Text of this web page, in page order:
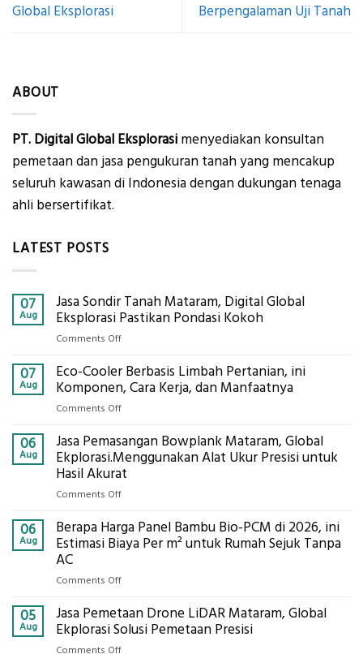
Global Eksplorasi
Berpengalaman Uji Tanah
ABOUT
PT. Digital Global Eksplorasi menyediakan konsultan
pemetaan dan jasa pengukuran tanah yang mencakup
seluruh kawasan di Indonesia dengan dukungan tenaga
ahli bersertifikat.
LATEST POSTS
07
Aug
Jasa Sondir Tanah Mataram, Digital Global
Eksplorasi Pastikan Pondasi Kokoh
Comments Offon
Sondir
Tanah
Eksplorasi
Pastikan
Pondasi
Kokoh
07
Aug
Eco-Cooler Berbasis Limbah Pertanian, ini
Komponen, Cara Kerja, dan Manfaatnya
Comments Offon
Cooler
Berbasis
Limbah
Cara
Kerja,
Manfaatnya
06
Aug
Jasa Pemasangan Bowplank Mataram, Global
Ekplorasi.Menggunakan Alat Ukur Presisi untuk
Hasil Akurat
Comments Offon
Pemasangan
Bowplank
Ukur
Presisi
untuk
06
Aug
Berapa Harga Panel Bambu Bio-PCM di 2026, ini
Estimasi Biaya Per m² untuk Rumah Sejuk Tanpa
AC
Comments Offon
Harga
Panel
05
Aug
Jasa Pemetaan Drone LiDAR Mataram, Global
Ekplorasi Solusi Pemetaan Presisi
Comments Offon